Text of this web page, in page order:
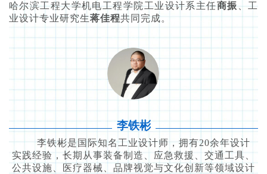
哈尔滨工程大学机电工程学院工业设计系主任商振 、工
业设计专业研究生蒋佳程共同完成。
李铁彬
李铁彬是国际知名工业设计师，拥有20余年设计
实践经验，长期从事装备制造、应急救援、交通工具、
公共设施、医疗器械、品牌视觉与文化创新等领域设计